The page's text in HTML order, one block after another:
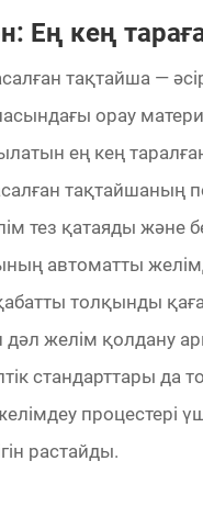
Ең кең
тақтайша —
орау
ең кең
тақтайшаның
тез қатаяды
автоматты
толқынды
желім қолдану
стандарттары да
процестері
растайды.